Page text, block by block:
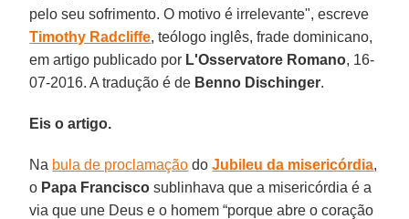
pelo seu sofrimento. O motivo é irrelevante", escreve
Timothy Radcliffe, teólogo inglês, frade dominicano,
em artigo publicado por L'Osservatore Romano, 16-
07-2016. A tradução é de Benno Dischinger.
Eis o artigo.
Na bula de proclamação doJubileu da misericórdia,
o Papa Francisco sublinhava que a misericórdia é a
via que une Deus e o homem “porque abre o coração